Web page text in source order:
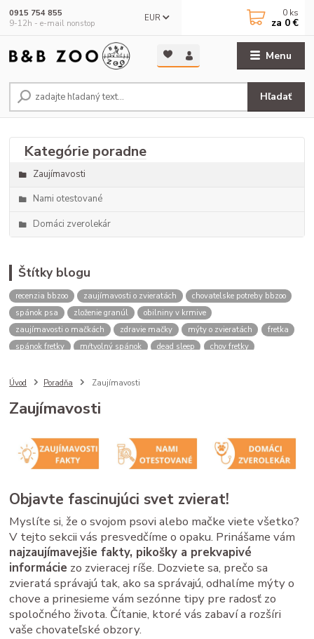
Menu
EUR
Hľadať
0915 754 855
9-12h - e-mail nonstop
0 ks
za 0 €
Zaujímavosti
Nami otestované
Domáci zverolekár
Štítky blogu
recenzia bbzoo zaujímavosti o zvieratách
chovatelske potreby bbzoo
spánok psa
zloženie granúl
obilniny v krmive
zaujímavosti o mačkách
zdravie mačky mýty o zvieratách
fretka
spánok fretky
mŕtvolný spánok dead sleep
chov fretky
ako zmerať psa
meranie náhubku
zmena času
zimný čas
pivovarské kvasnice
srsť pes
imunita zviera
Saccharomyces cerevisiae
B vitamíny
doplnky pre zvieratá
krmivo pre psa
analytické zložky
proteín v granulách
mačacie kŕmenie
mačací spánok
mačacia hygiena
starostlivosť o mačku
Úvod Poradňa Zaujímavosti
Zaujímavosti
Objavte fascinujúci svet zvierat!
Myslíte si, že o svojom psovi alebo mačke viete všetko?
V tejto sekcii vás presvedčíme o opaku. Prinášame vám
najzaujímavejšie fakty, pikošky a prekvapivé
informácie zo zvieracej ríše. Dozviete sa, prečo sa
zvieratá správajú tak, ako sa správajú, odhalíme mýty o
chove a prinesieme vám sezónne tipy pre radosť zo
spoločného života. Čítanie, ktoré vás zabaví a rozšíri
vaše chovateľské obzory.